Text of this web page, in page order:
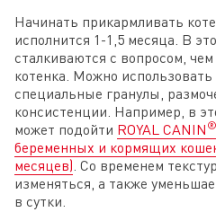
Начинать прикармливать
исполнится 1-1,5 месяца. В
сталкиваются с вопросом,
котенка. Можно использовать
специальные гранулы,
консистенции. Например, в
может подойти ROYAL CANIN ®
беременных и кормящих
месяцев). Со временем
изменяться, а также
в сутки.